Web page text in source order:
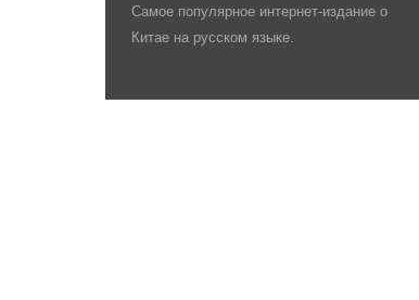
Самое популярное интернет-издание о
Китае на русском языке.